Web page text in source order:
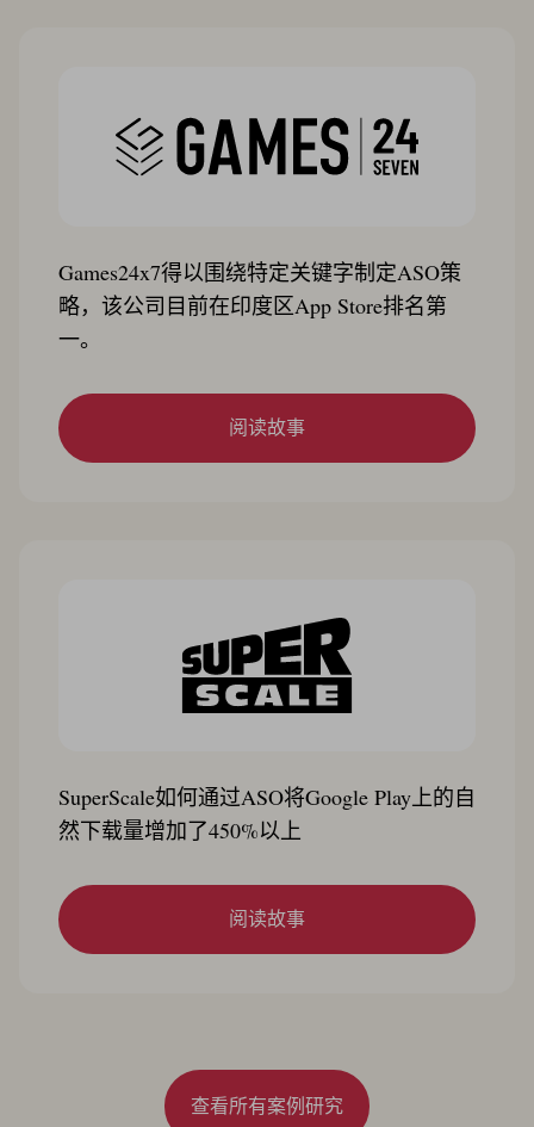
Games24x7得以围绕特定关键字制定ASO策
略，该公司目前在印度区App Store排名第
一。
阅读故事
SuperScale如何通过ASO将Google Play上的自
然下载量增加了450%以上
阅读故事
查看所有案例研究